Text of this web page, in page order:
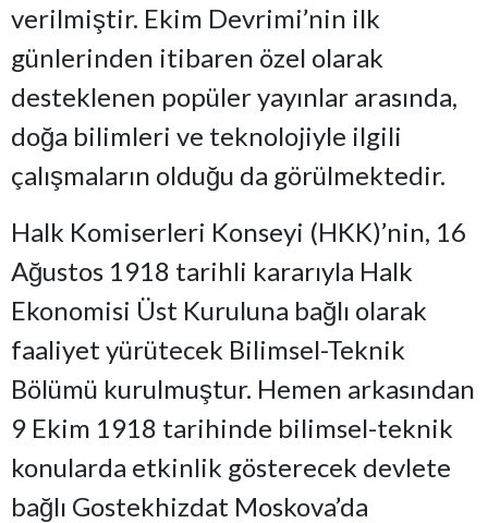
verilmiştir. Ekim Devrimi’nin ilk
günlerinden itibaren özel olarak
desteklenen popüler yayınlar arasında,
doğa bilimleri ve teknolojiyle ilgili
çalışmaların olduğu da görülmektedir.
Halk Komiserleri Konseyi (HKK)’nin, 16
Ağustos 1918 tarihli kararıyla Halk
Ekonomisi Üst Kuruluna bağlı olarak
faaliyet yürütecek Bilimsel-Teknik
Bölümü kurulmuştur. Hemen arkasından
9 Ekim 1918 tarihinde bilimsel-teknik
konularda etkinlik gösterecek devlete
bağlı Gostekhizdat Moskova’da